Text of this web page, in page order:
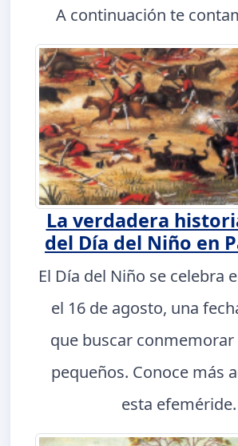
A continuación te
La verdadera
del Día del Niño en
El Día del Niño se celebra
el 16 de agosto, una
que buscar conmemorar
pequeños. Conoce más
esta efeméride.